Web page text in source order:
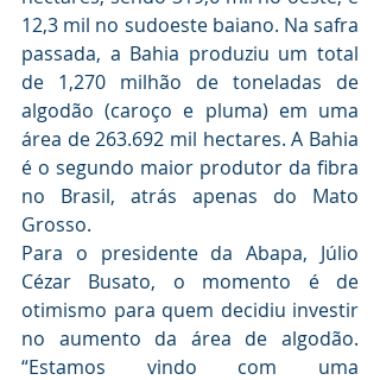
12,3 mil no sudoeste baiano. Na safra
passada, a Bahia produziu um total
de 1,270 milhão de toneladas de
algodão (caroço e pluma) em uma
área de 263.692 mil hectares. A Bahia
é o segundo maior produtor da fibra
no Brasil, atrás apenas do Mato
Grosso.
Para o presidente da Abapa, Júlio
Cézar Busato, o momento é de
otimismo para quem decidiu investir
no aumento da área de algodão.
“Estamos vindo com uma